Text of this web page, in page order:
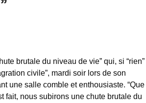
brutale du niveau de vie” qui, si “rien”
civile”, mardi soir lors de son
une salle comble et enthousiaste. “Que
fait, nous subirons une chute brutale du